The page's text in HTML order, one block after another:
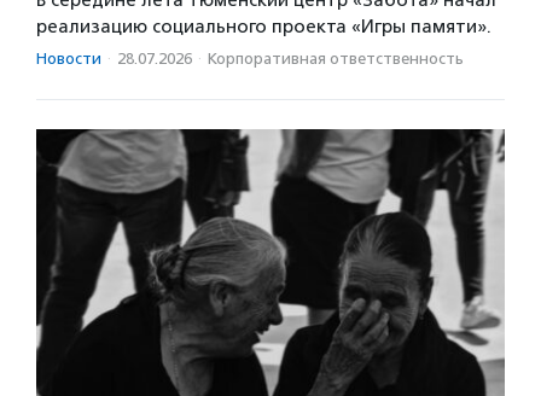
реализацию социального проекта «Игры памяти».
Новости · 28.07.2026 · Корпоративная ответственность